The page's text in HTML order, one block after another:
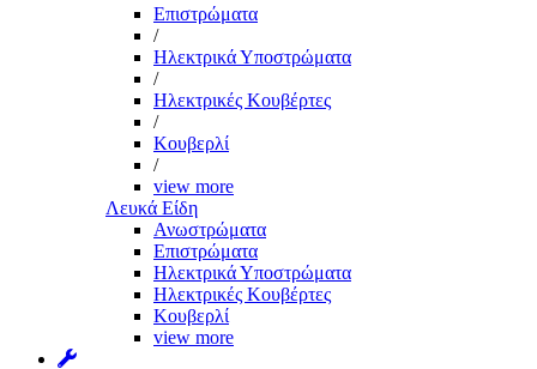
Επιστρώματα
/
Ηλεκτρικά Υποστρώματα
/
Ηλεκτρικές Κουβέρτες
/
Κουβερλί
/
view more
Λευκά Είδη
Ανωστρώματα
Επιστρώματα
Ηλεκτρικά Υποστρώματα
Ηλεκτρικές Κουβέρτες
Κουβερλί
view more